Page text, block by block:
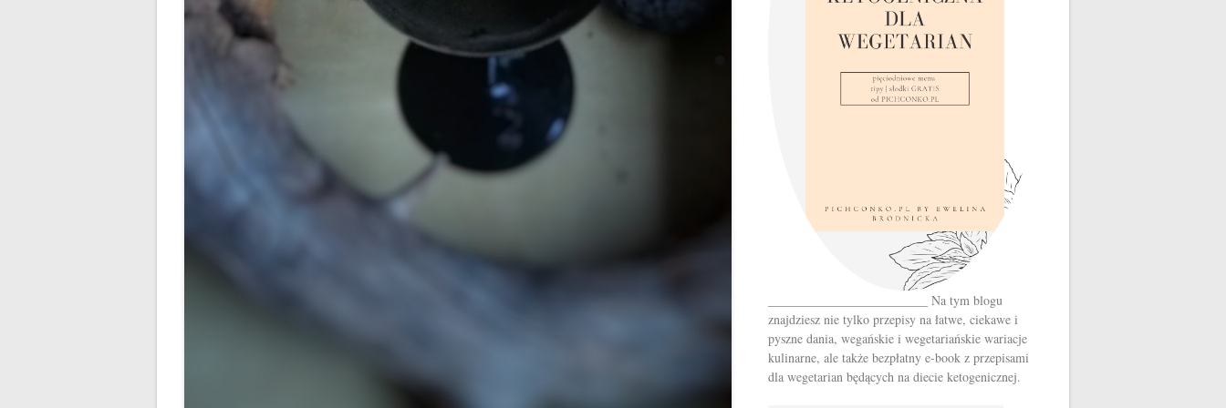
_________________________ Na tym blogu
znajdziesz nie tylko przepisy na łatwe, ciekawe i
pyszne dania, wegańskie i wegetariańskie wariacje
kulinarne, ale także bezpłatny e-book z przepisami
dla wegetarian będących na diecie ketogenicznej.